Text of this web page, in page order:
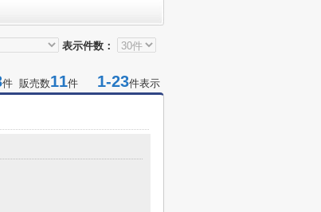
表示件数：
件 販売数11件 1-23件表示